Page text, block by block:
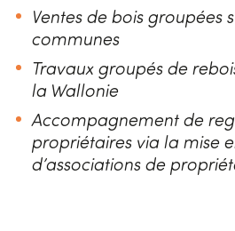
Ventes de bois groupées
communes
Travaux groupés de
la Wallonie
Accompagnement de
propriétaires via la mise
d’associations de